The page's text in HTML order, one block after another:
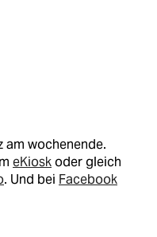
am wochenende.
eKioskoder gleich
. Und bei Facebook